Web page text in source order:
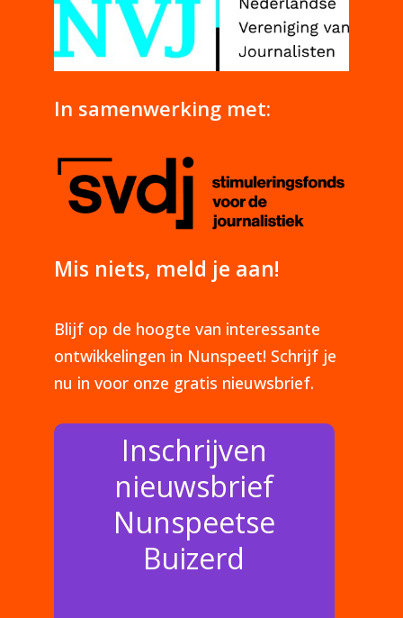
In samenwerking met:
Mis niets, meld je aan!
Blijf op de hoogte van interessante
ontwikkelingen in Nunspeet! Schrijf je
nu in voor onze gratis nieuwsbrief.
Inschrijven
nieuwsbrief
Nunspeetse
Buizerd